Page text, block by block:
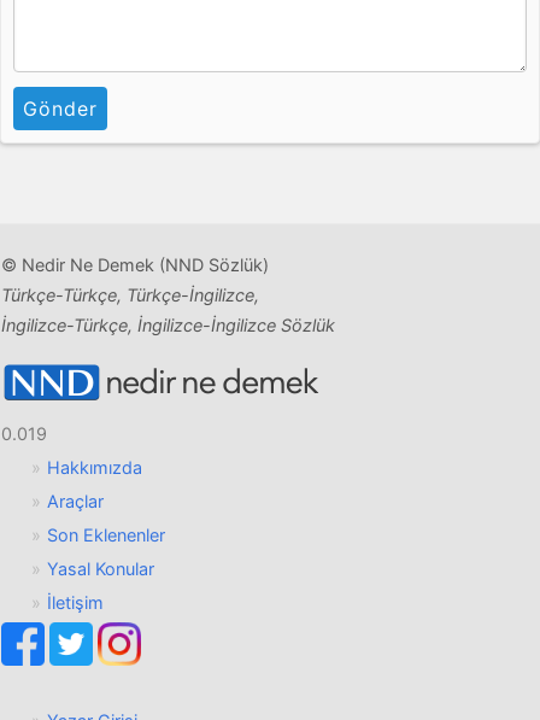
Gönder
© Nedir Ne Demek (NND Sözlük)
Türkçe-Türkçe, Türkçe-İngilizce,
İngilizce-Türkçe, İngilizce-İngilizce Sözlük
0.019
Hakkımızda
Araçlar
Son Eklenenler
Yasal Konular
İletişim